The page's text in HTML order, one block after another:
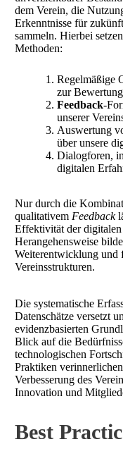
dem Verein, die
Erkenntnisse für
sammeln. Hierbei
Methoden:
Regelmäßige
zur
Feedback-
unserer
Auswertung
über unsere
Dialogforen,
digitalen
Nur durch die
qualitativem Feedback
Effektivität der
Herangehensweise
Weiterentwicklung und
Vereinsstrukturen.
Die systematische
Datenschätze versetzt
evidenzbasierten
Blick auf die
technologischen
Praktiken
Verbesserung des
Innovation und
Best